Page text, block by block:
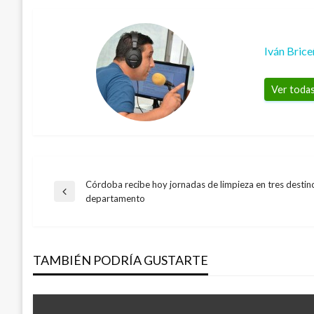
Iván
Ver
Navegación
entradas
Entrada
Córdoba recibe hoy jornadas de limpieza en tres
departamento
TAMBIÉN PODRÍA GUSTARTE